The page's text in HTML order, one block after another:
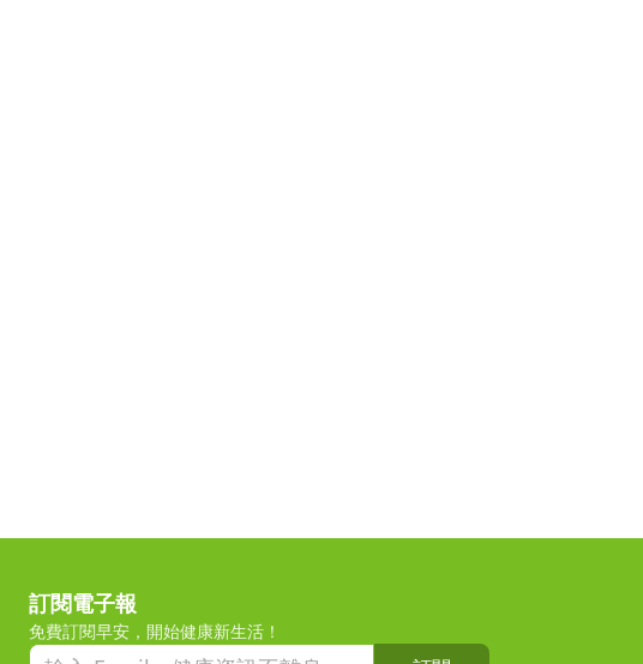
訂閱電子報
免費訂閱早安，開始健康新生活！